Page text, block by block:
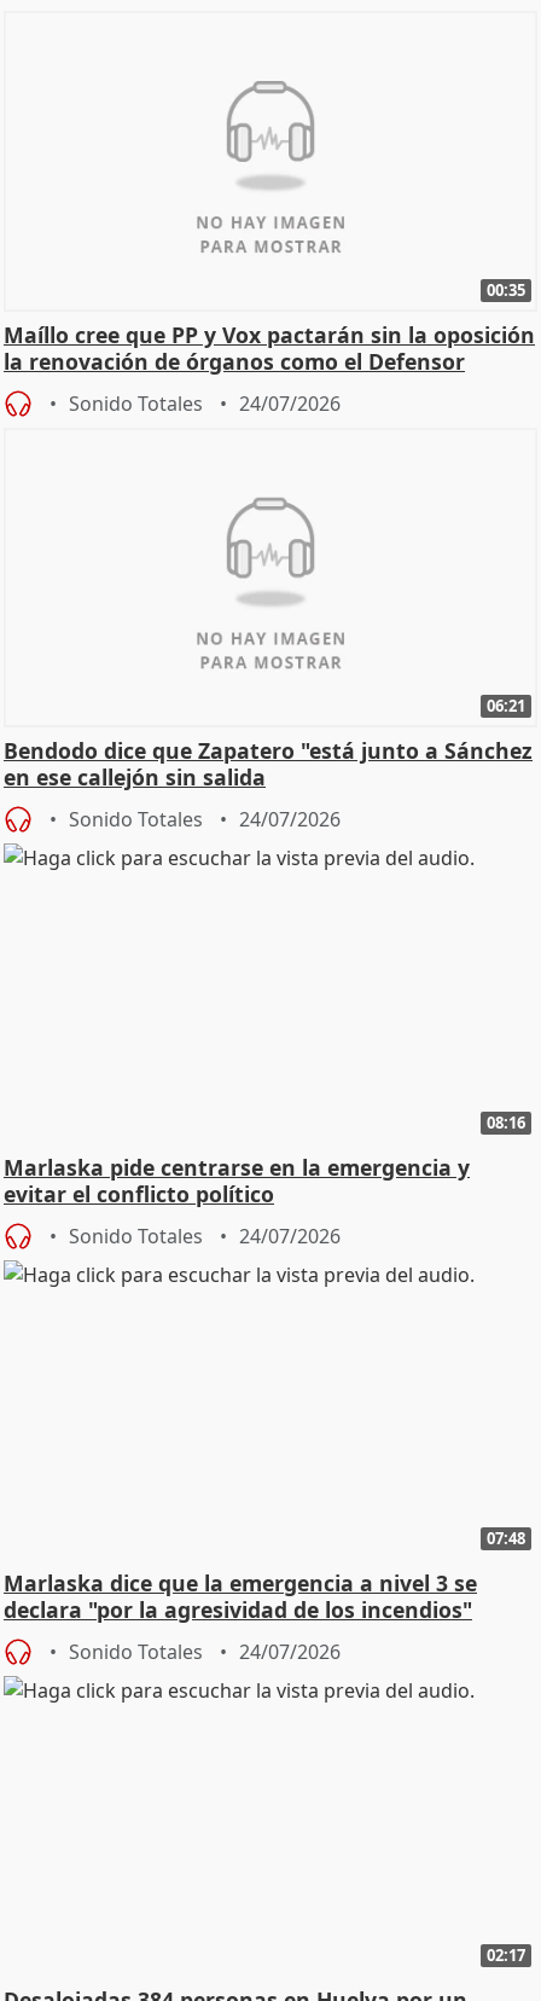
00:35
Maíllo cree que PP y Vox pactarán sin la oposición
la renovación de órganos como el Defensor
Sonido Totales 24/07/2026
06:21
Bendodo dice que Zapatero "está junto a Sánchez
en ese callejón sin salida
Sonido Totales 24/07/2026
08:16
Marlaska pide centrarse en la emergencia y
evitar el conflicto político
Sonido Totales 24/07/2026
07:48
Marlaska dice que la emergencia a nivel 3 se
declara "por la agresividad de los incendios"
Sonido Totales 24/07/2026
02:17